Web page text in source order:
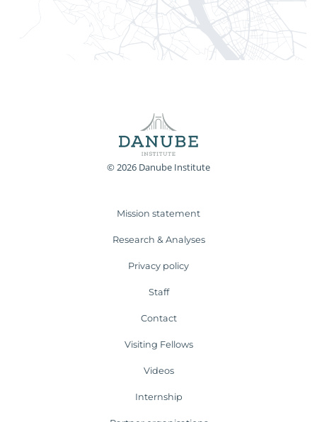
© 2026 Danube Institute
Mission statement
Research & Analyses
Privacy policy
Staff
Contact
Visiting Fellows
Videos
Internship